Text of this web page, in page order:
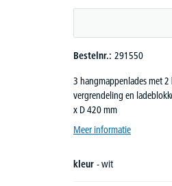
Bestelnr.: 291550
3 hangmappenlades met 2
vergrendeling en
x D 420 mm
Meer informatie
kleur - wit